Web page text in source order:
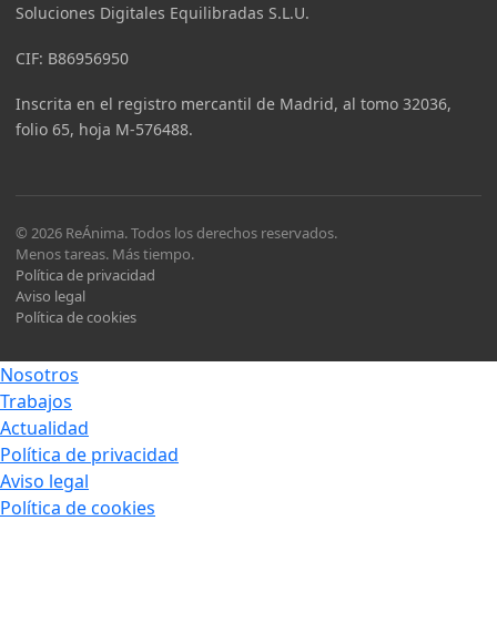
Soluciones Digitales Equilibradas S.L.U.
CIF: B86956950
Inscrita en el registro mercantil de Madrid, al tomo 32036,
folio 65, hoja M-576488.
© 2026 ReÁnima. Todos los derechos reservados.
Menos tareas. Más tiempo.
Política de privacidad
Aviso legal
Política de cookies
Nosotros
Trabajos
Actualidad
Política de privacidad
Aviso legal
Política de cookies